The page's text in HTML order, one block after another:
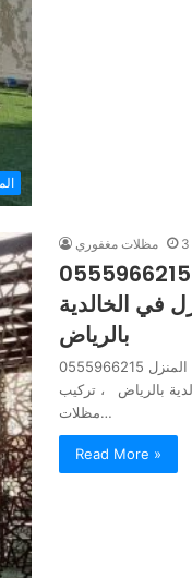
مظلات مغفوري
0555966215 أرقام أماكن بيع مظلات
في الخالدية
بالرياض
0555966215 أرقام أماكن بيع مظلات جديدة وسواتر داخل المنزل
بالرياض ، تركيب
مظلات…
Read More »